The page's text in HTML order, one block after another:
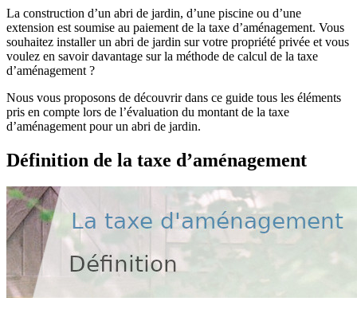
La construction d’un abri de jardin, d’une piscine ou d’une
extension est soumise au paiement de la taxe d’aménagement. Vous
souhaitez installer un abri de jardin sur votre propriété privée et vous
voulez en savoir davantage sur la méthode de calcul de la taxe
d’aménagement ?
Nous vous proposons de découvrir dans ce guide tous les éléments
pris en compte lors de l’évaluation du montant de la taxe
d’aménagement pour un abri de jardin.
Définition de la taxe d’aménagement